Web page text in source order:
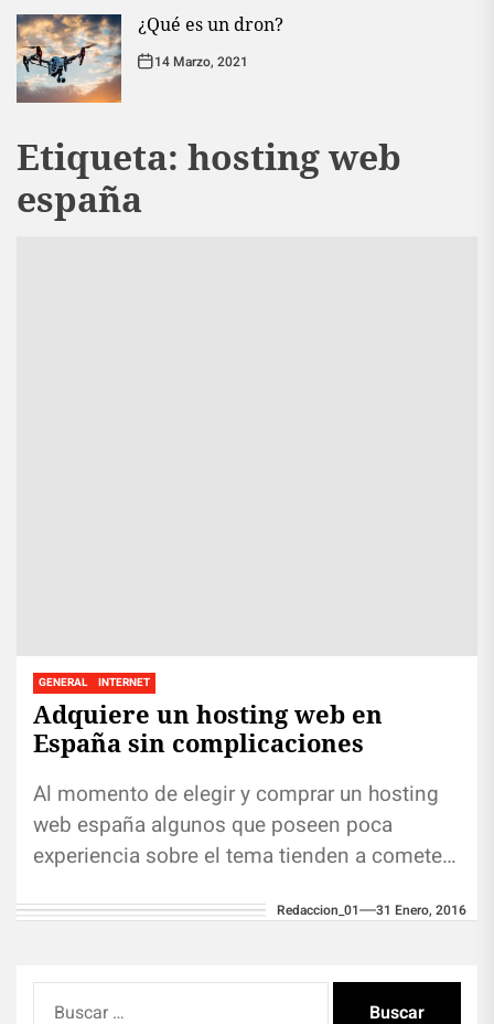
¿Qué es un dron?
14 Marzo, 2021
Etiqueta: hosting web
españa
GENERAL INTERNET
Adquiere un hosting web en
España sin complicaciones
Al momento de elegir y comprar un hosting
web españa algunos que poseen poca
experiencia sobre el tema tienden a cometer
Redaccion_01 31 Enero, 2016